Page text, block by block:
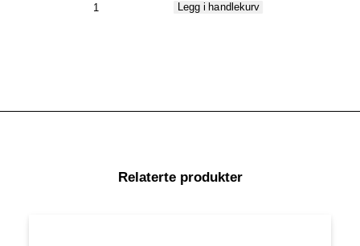
Legg i handlekurv
Relaterte produkter